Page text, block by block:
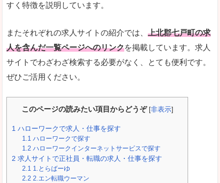
すく特徴を説明しています。
またそれぞれの求人サイトの紹介では、 上北郡七戸町の求
人を含んだ一覧ページへのリンクを掲載しています。求人
サイトでわざわざ検索する必要がなく、とても便利です。
ぜひご活用ください。
このページの読みたい項目からどうぞ [非表示]
1 ハローワークで求人・仕事を探す
1.1 ハローワークで探す
1.2 ハローワークインターネットサービスで探す
2 求人サイトで正社員・転職の求人・仕事を探す
2.1 1.とらばーゆ
2.2 2.エン転職ウーマン